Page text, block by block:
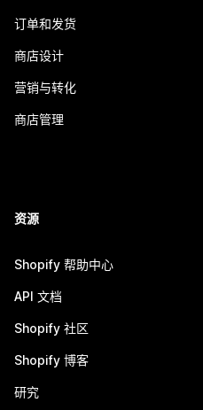
订单和发货
商店设计
营销与转化
商店管理
资源
Shopify 帮助中心
API 文档
Shopify 社区
Shopify 博客
研究